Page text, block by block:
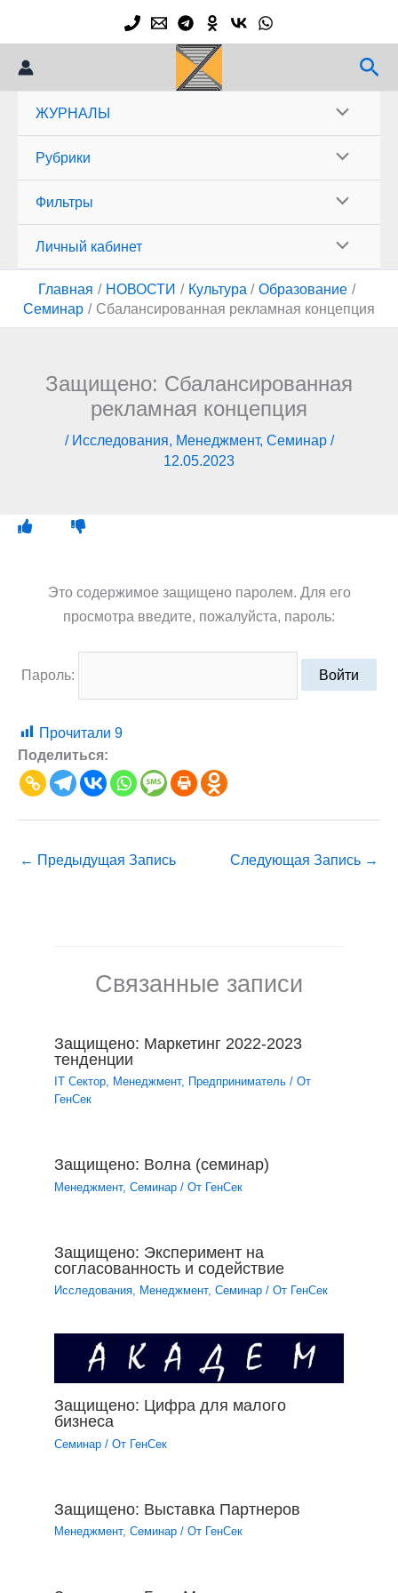
содержимому
ЖУРНАЛЫ
Рубрики
Фильтры
Личный кабинет
Главная НОВОСТИ Культура
Образование
Семинар
Сбалансированная рекламная концепция
Защищено: Сбалансированная
рекламная концепция
/ Исследования, Менеджмент, Семинар/
12.05.2023
Это содержимое защищено паролем. Для его
просмотра введите, пожалуйста, пароль:
Пароль:
Прочитали 9
Поделиться:
← Предыдущая Запись Следующая Запись →
Связанные записи
Защищено: Маркетинг 2022-2023
тенденции
IT Сектор Менеджмент, Предприниматель / От
ГенСек
Защищено: Волна (семинар)
Менеджмент,Семинар / От ГенСек
Защищено: Эксперимент на
согласованность и содействие
Исследования, Менеджмент,Семинар / От ГенСек
Защищено: Цифра для малого
бизнеса
Семинар / От ГенСек
Защищено: Выставка Партнеров
Менеджмент,Семинар / От ГенСек